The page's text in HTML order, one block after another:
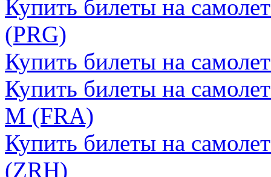
Купить билеты на
(PRG)
Купить билеты на
Купить билеты на
М (FRA)
Купить билеты на
(ZRH)